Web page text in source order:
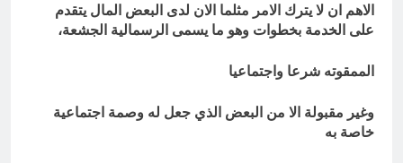
الاهم ان لا يترك الامر مثلما الان لدى البعض المال يتقدم
على الخدمة بخطوات وهو ما يسمى الرسمالية الجشعة،
الممقوته شرعا واجتماعيا
وغير مقبولة الا من البعض الذي جعل له وصمة اجتماعية
خاصة به